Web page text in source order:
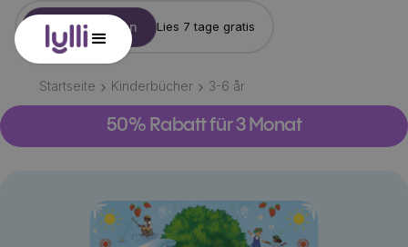
Konto erstellen Lies 7 tage gratis
Startseite Kinderbücher 3-6 år
50% Rabatt für 3 Monat